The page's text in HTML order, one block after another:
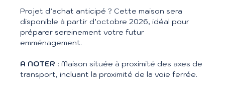
Projet d’achat anticipé ? Cette maison sera
disponible à partir d’octobre 2026, idéal pour
préparer sereinement votre futur
emménagement.
A NOTER : Maison située à proximité des axes de
transport, incluant la proximité de la voie ferrée.